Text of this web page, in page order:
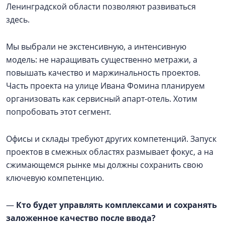
Ленинградской области позволяют развиваться
здесь.
Мы выбрали не экстенсивную, а интенсивную
модель: не наращивать существенно метражи, а
повышать качество и маржинальность проектов.
Часть проекта на улице Ивана Фомина планируем
организовать как сервисный апарт-отель. Хотим
попробовать этот сегмент.
Офисы и склады требуют других компетенций. Запуск
проектов в смежных областях размывает фокус, а на
сжимающемся рынке мы должны сохранить свою
ключевую компетенцию.
— Кто будет управлять комплексами и сохранять
заложенное качество после ввода?